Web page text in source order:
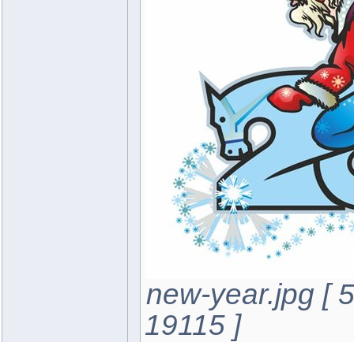
new-year.jpg [
19115 ]